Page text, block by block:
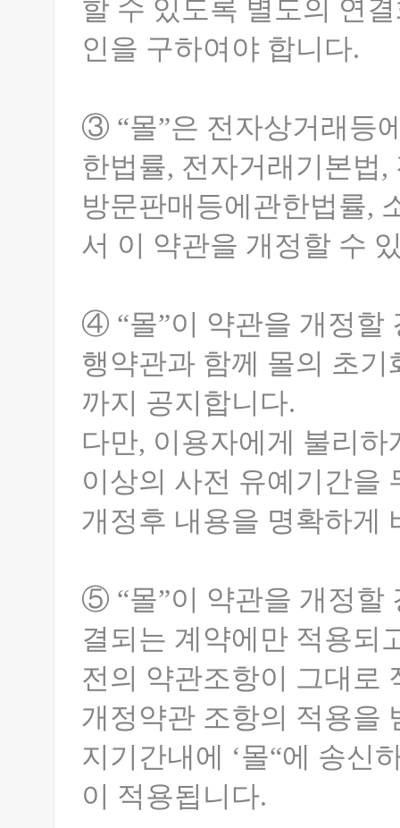
할 수 있도록 별도의 연
인을 구하여야 합니다.
③ “몰”은 전자상거래등
한법률, 전자거래기본법
방문판매등에관한법률,
서 이 약관을 개정할 수
④ “몰”이 약관을 개정할
행약관과 함께 몰의 초
까지 공지합니다.
다만, 이용자에게 불리
이상의 사전 유예기간을
개정후 내용을 명확하게
⑤ “몰”이 약관을 개정할
결되는 계약에만 적용되
전의 약관조항이 그대로
개정약관 조항의 적용을
지기간내에 ‘몰“에 송신
이 적용됩니다.